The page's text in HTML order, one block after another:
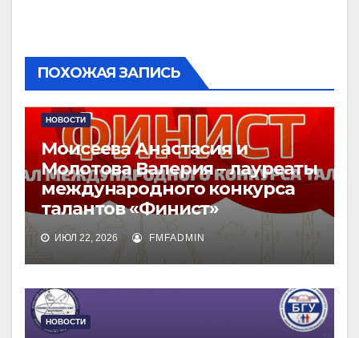
ПОХОЖАЯ ЗАПИСЬ
НОВОСТИ
Моисеева Анастасия и
Молотова Валерия – лауреаты
международного конкурса
талантов «Финист»
ИЮЛ 22, 2026 FMFADMIN
НОВОСТИ